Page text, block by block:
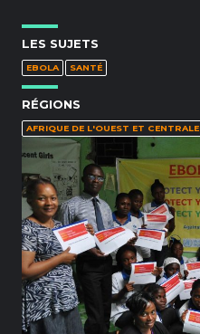
LES SUJETS
EBOLA SANTÉ
RÉGIONS
AFRIQUE DE L'OUEST ET CENTRALE